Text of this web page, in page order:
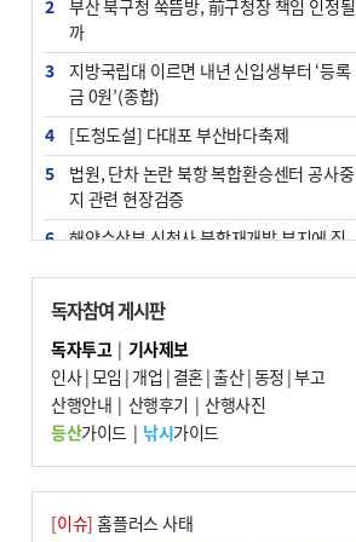
2
부산 북구청 쑥뜸방, 前구청장 책임 인정될
까
3
지방국립대 이르면 내년 신입생부터 ‘등록
금 0원’(종합)
4
[도청도설] 다대포 부산바다축제
5
법원, 단차 논란 북항 복합환승센터 공사중
지 관련 현장검증
6
해양수산부 신청사 북항재개발 부지에 짓
7
지역 상권도 말라죽을 판이라…가뭄 속 밀
양물축제 강행 논란
8
통영시민 추석 전 35만 원 받는다
9
부산 철강공장 50대 노동자 추락사
10 국힘 부산시당, ‘정이한 조력’ 시의원 윤리
위에…‘한동훈 지지’도 신고접수
독자참여 게시판
독자투고| 기사제보
인사|모임 | 개업 | 결혼|출산|동정 |부고
산행안내 | 산행후기 | 산행사진
등산가이드| 낚시가이드
[이슈] 홈플러스 사태